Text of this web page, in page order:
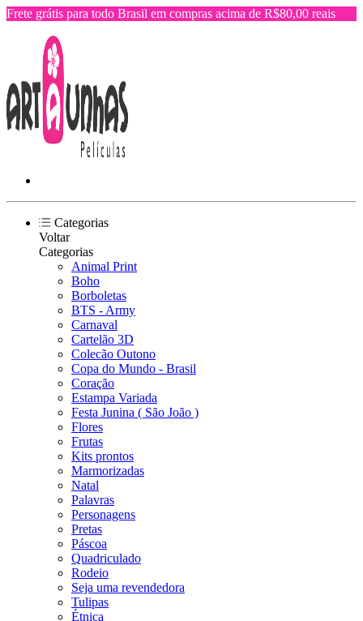
Frete grátis para todo Brasil em compras acima de R$80,00 reais
Categorias
Voltar
Categorias
Animal Print
Boho
Borboletas
BTS - Army
Carnaval
Cartelão 3D
Colecão Outono
Copa do Mundo - Brasil
Coração
Estampa Variada
Festa Junina ( São João )
Flores
Frutas
Kits prontos
Marmorizadas
Natal
Palavras
Personagens
Pretas
Páscoa
Quadriculado
Rodeio
Seja uma revendedora
Tulipas
Étnica